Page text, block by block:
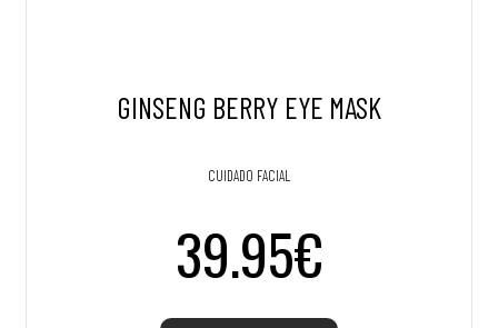
GINSENG BERRY EYE MASK
CUIDADO FACIAL
39.95€